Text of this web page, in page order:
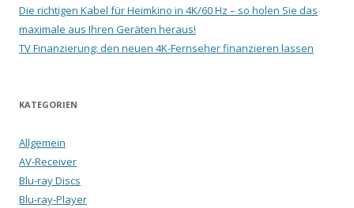
Die richtigen Kabel für Heimkino in 4K/60 Hz – so holen Sie das
maximale aus Ihren Geräten heraus!
TV Finanzierung: den neuen 4K-Fernseher finanzieren lassen
KATEGORIEN
Allgemein
AV-Receiver
Blu-ray Discs
Blu-ray-Player